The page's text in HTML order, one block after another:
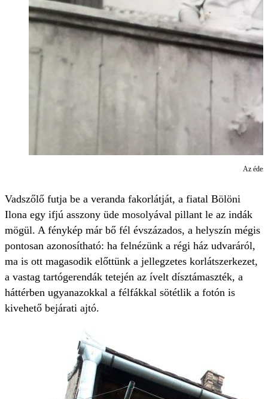
Az
Vadszőlő futja be a veranda fakorlátját, a fiatal Bölöni
Ilona egy ifjú asszony üde mosolyával pillant le az indák
mögül. A fénykép már bő fél évszázados, a helyszín mégis
pontosan azonosítható: ha felnézünk a régi ház udvaráról,
ma is ott magasodik előttünk a jellegzetes korlátszerkezet,
a vastag tartógerendák tetején az ívelt dísztámaszték, a
háttérben ugyanazokkal a félfákkal sötétlik a fotón is
kivehető bejárati ajtó.